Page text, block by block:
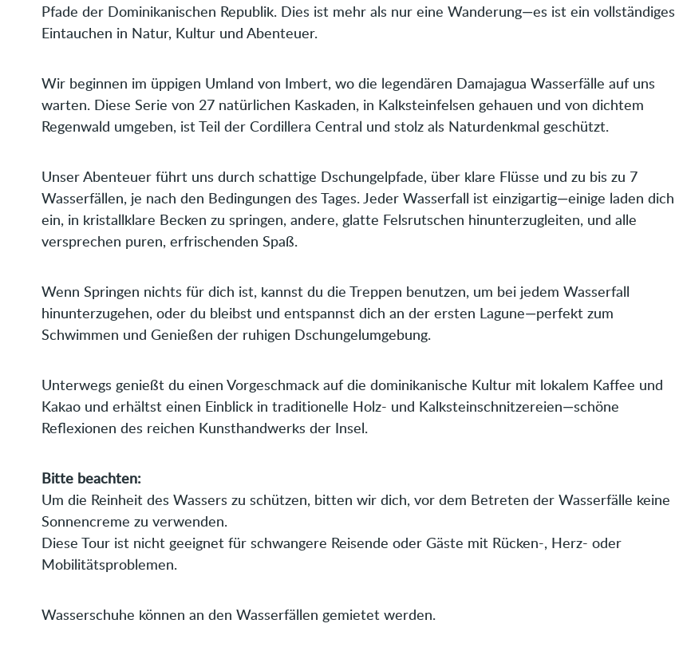
Pfade der Dominikanischen Republik. Dies ist mehr als nur eine Wanderung—es ist ein vollständiges
Eintauchen in Natur, Kultur und Abenteuer.
Wir beginnen im üppigen Umland von Imbert, wo die legendären Damajagua Wasserfälle auf uns
warten. Diese Serie von 27 natürlichen Kaskaden, in Kalksteinfelsen gehauen und von dichtem
Regenwald umgeben, ist Teil der Cordillera Central und stolz als Naturdenkmal geschützt.
Unser Abenteuer führt uns durch schattige Dschungelpfade, über klare Flüsse und zu bis zu 7
Wasserfällen, je nach den Bedingungen des Tages. Jeder Wasserfall ist einzigartig—einige laden dich
ein, in kristallklare Becken zu springen, andere, glatte Felsrutschen hinunterzugleiten, und alle
versprechen puren, erfrischenden Spaß.
Wenn Springen nichts für dich ist, kannst du die Treppen benutzen, um bei jedem Wasserfall
hinunterzugehen, oder du bleibst und entspannst dich an der ersten Lagune—perfekt zum
Schwimmen und Genießen der ruhigen Dschungelumgebung.
Unterwegs genießt du einen Vorgeschmack auf die dominikanische Kultur mit lokalem Kaffee und
Kakao und erhältst einen Einblick in traditionelle Holz- und Kalksteinschnitzereien—schöne
Reflexionen des reichen Kunsthandwerks der Insel.
Bitte beachten:
Um die Reinheit des Wassers zu schützen, bitten wir dich, vor dem Betreten der Wasserfälle keine
Sonnencreme zu verwenden.
Diese Tour ist nicht geeignet für schwangere Reisende oder Gäste mit Rücken-, Herz- oder
Mobilitätsproblemen.
Wasserschuhe können an den Wasserfällen gemietet werden.